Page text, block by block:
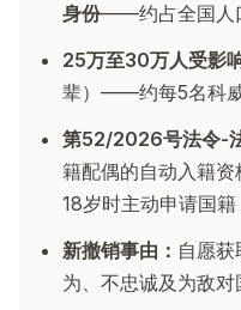
身份——约占全国人
25万至30万人受影
辈）——约每5名科威
第52/2026号法令-
籍配偶的自动入籍
18岁时主动申请国籍
新撤销事由： 自愿
为、不忠诚及为敌对